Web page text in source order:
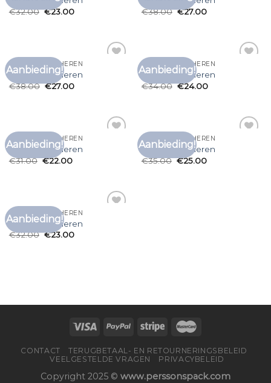
€32.00 €23.00
€38.00 €27.00
Aanbieding!
BRUIN T SHIRT HEREN
bruin t shirt heren
€38.00 €27.00
Aanbieding!
BRUIN T SHIRT HEREN
bruin t shirt heren
€34.00 €24.00
Aanbieding!
BRUIN T SHIRT HEREN
bruin t shirt heren
€31.00 €22.00
Aanbieding!
BRUIN T SHIRT HEREN
bruin t shirt heren
€35.00 €25.00
Aanbieding!
BRUIN T SHIRT HEREN
bruin t shirt heren
€32.00 €23.00
CONTACT
TERUGBETAAL- EN RETOURNERINGSBELEID
VEELGESTELDE VRAGEN
PRIVACYBELEID
Copyright 2025 © www.perssonspack.com